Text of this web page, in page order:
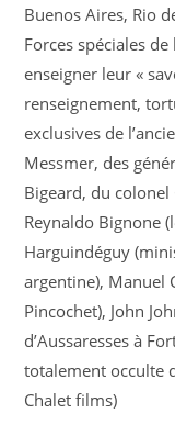
Buenos Aires, Rio
Forces spéciales
enseigner leur «
renseignement,
exclusives de
Messmer, des
Bigeard, du colonel
Reynaldo Bignone
Harguindéguy
argentine), Manuel
Pincochet), John
d’Aussaresses à
totalement occulte
Chalet films)